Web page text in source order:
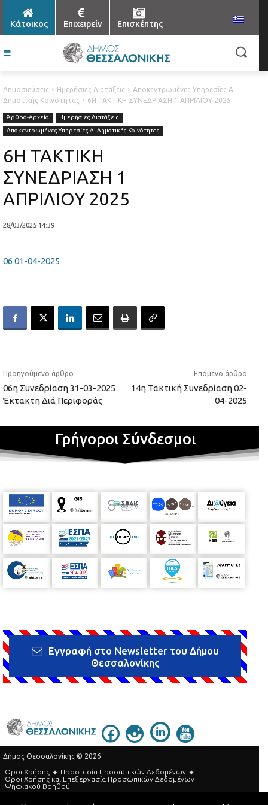
Κάτοικος Επιχειρείν Επισκέπτης
Δημοσιεύσεις Ημερήσιες Διατάξεις
Αποκεντρωμένες Υπηρεσίες Α'
Δημοτικής Κοινότητας
6Η ΤΑΚΤΙΚΗ ΣΥΝΕΔΡΙΑΣΗ 1 ΑΠΡΙΛΙΟΥ 2025
Άρθρο-Αρχείο
Ημερήσιες Διατάξεις
Αποκεντρωμένες Υπηρεσίες Α' Δημοτικής Κοινότητας
6Η ΤΑΚΤΙΚΗ
ΣΥΝΕΔΡΙΑΣΗ 1
ΑΠΡΙΛΙΟΥ 2025
28/03/2025 14:39
06 01-04-2025
Προηγούμενο άρθρο
06η Συνεδρίαση 31-03-2025
Έκτακτη Διά Περιφοράς
Επόμενο άρθρο
14η Τακτική Συνεδρίαση 02-
04-2025
Γρήγοροι Σύνδεσμοι
Εγγραφή στο Newsletter του Δήμου
Θεσσαλονίκης
Δήμος Θεσσαλονίκης © 2026
Όροι Χρήσης
Προστασία Προσωπικών Δεδομένων
Όροι Xρήσης και Eπεξεργασία Προσωπικών Δεδομένων
Ψηφιακού Βοηθού
Τηλεφωνικός Κατάλογος